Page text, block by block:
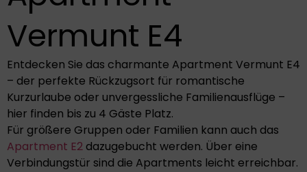
Vermunt E4
Entdecken Sie das charmante Apartment Vermunt E4
– der perfekte Rückzugsort für romantische
Kurzurlaube oder unvergessliche Familienausflüge –
hier finden bis zu 4 Gäste Platz.
Für größere Gruppen oder Familien kann auch das
Apartment E2 dazugebucht werden. Über eine
Verbindungstür sind die Apartments leicht erreichbar.